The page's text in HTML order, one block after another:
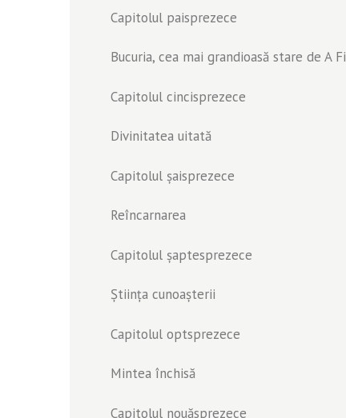
Capitolul paisprezece
Bucuria, cea mai grandioasă stare de A Fi
Capitolul cincisprezece
Divinitatea uitată
Capitolul șaisprezece
Reîncarnarea
Capitolul șaptesprezece
Știința cunoașterii
Capitolul optsprezece
Mintea închisă
Capitolul nouăsprezece